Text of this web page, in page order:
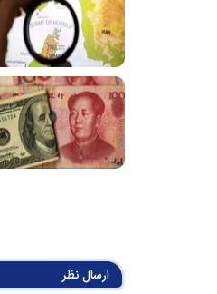
ارسال‌ نظر